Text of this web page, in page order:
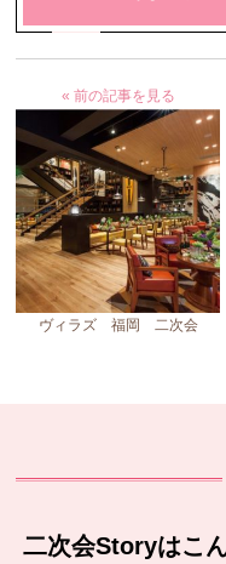
« 前の記事を見る
ヴィラズ 福岡 二次会
二次会Storyはこ